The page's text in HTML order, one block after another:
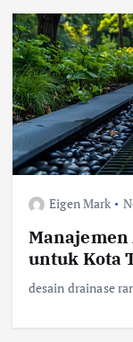
Eigen Mark
untuk Kota
desain drainase